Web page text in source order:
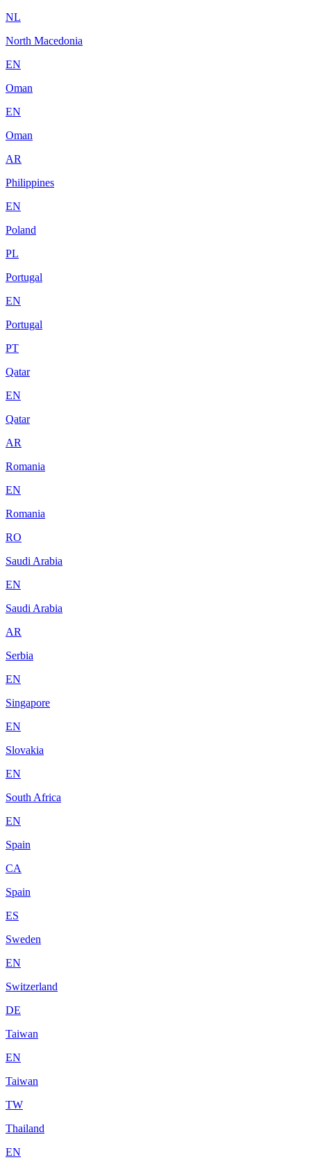
NL
North Macedonia
EN
Oman
EN
Oman
AR
Philippines
EN
Poland
PL
Portugal
EN
Portugal
PT
Qatar
EN
Qatar
AR
Romania
EN
Romania
RO
Saudi Arabia
EN
Saudi Arabia
AR
Serbia
EN
Singapore
EN
Slovakia
EN
South Africa
EN
Spain
CA
Spain
ES
Sweden
EN
Switzerland
DE
Taiwan
EN
Taiwan
TW
Thailand
EN